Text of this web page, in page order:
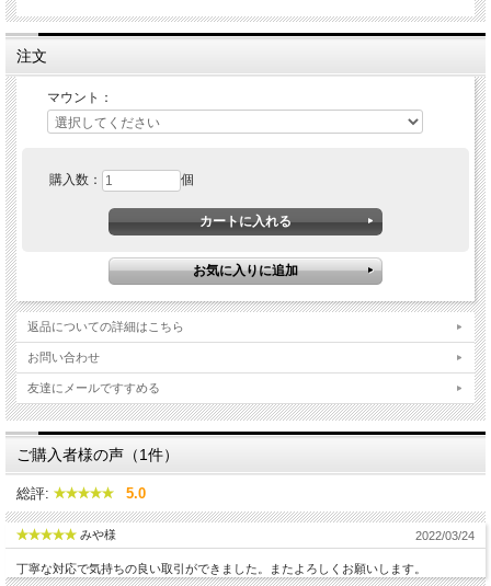
注文
マウント：
購入数： 個
返品についての詳細はこちら
お問い合わせ
友達にメールですすめる
ご購入者様の声（1件）
総評: 5.0
みや様 2022/03/24
丁寧な対応で気持ちの良い取引ができました。またよろしくお願いします。